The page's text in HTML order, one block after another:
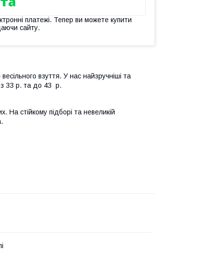
платежі. Тепер ви можете купити
сайту.
взуття. У нас найзручніші та
з 33 р. та до 43 р.
На стійкому підборі та невеликій